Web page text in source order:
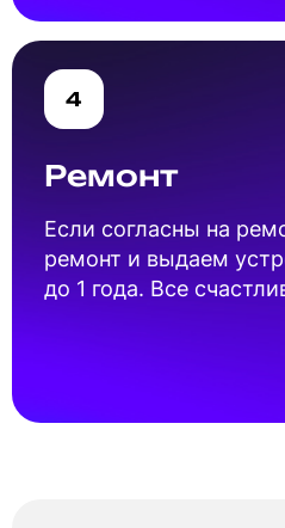
4
Ремонт
Если согласны на
ремонт и выдаем
до 1 года. Все